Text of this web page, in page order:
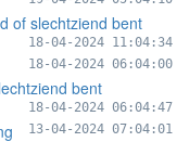
of slechtziend bent
18-04-2024 11:04:34
18-04-2024 06:04:00
bent
18-04-2024 06:04:47
13-04-2024 07:04:01